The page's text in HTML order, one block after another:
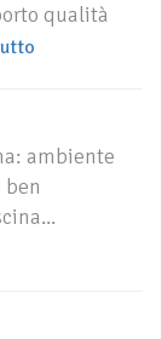
qualità
ambiente